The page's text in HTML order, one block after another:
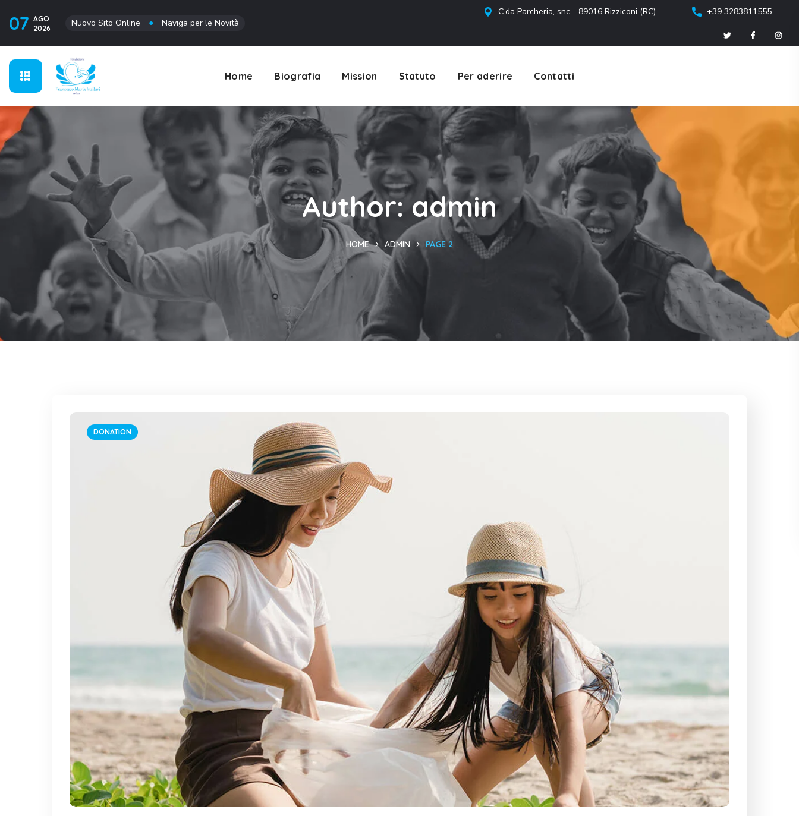
07 AGO
2026
Nuovo Sito Online ● Naviga per le Novità
C.da Parcheria, snc - 89016 Rizziconi (RC) +39 3283811555
Home Biografia Mission Statuto Per aderire Contatti
Author: admin
HOME ADMIN PAGE 2
DONATION